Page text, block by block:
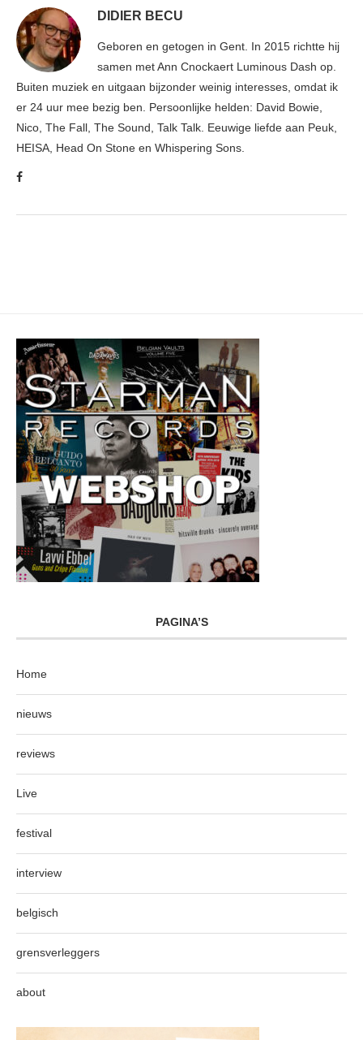
DIDIER BECU
Geboren en getogen in Gent. In 2015 richtte hij
samen met Ann Cnockaert Luminous Dash op.
Buiten muziek en uitgaan bijzonder weinig interesses, omdat ik
er 24 uur mee bezig ben. Persoonlijke helden: David Bowie,
Nico, The Fall, The Sound, Talk Talk. Eeuwige liefde aan Peuk,
HEISA, Head On Stone en Whispering Sons.
PAGINA’S
Home
nieuws
reviews
Live
festival
interview
belgisch
grensverleggers
about